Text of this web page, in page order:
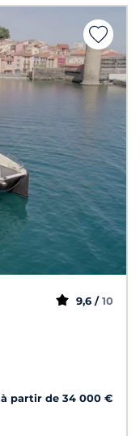
9,6 / 10
à partir de 34 000 €